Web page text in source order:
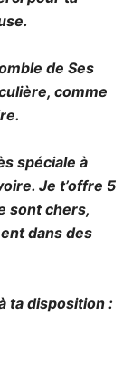
de Ses
comme
spéciale à
Je t’offre 5
sont chers,
dans des
ta disposition :